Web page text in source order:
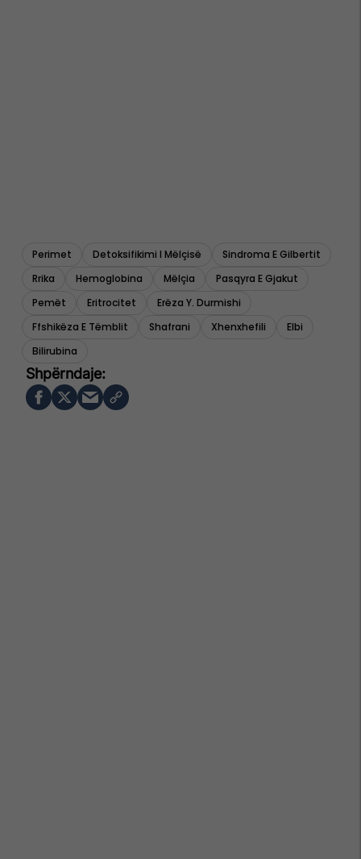
Perimet Detoksifikimi I Mëlçisë
Sindroma E Gilbertit
Rrika
Hemoglobina Mëlçia
Pasqyra E Gjakut
Pemët
Eritrocitet
Erëza Y. Durmishi
Ffshikëza E Tëmblit
Shafrani Xhenxhefili
Elbi
Bilirubina